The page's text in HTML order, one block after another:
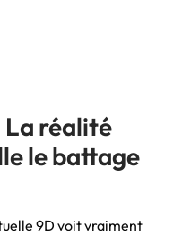
La réalité
le battage
9D voit vraiment